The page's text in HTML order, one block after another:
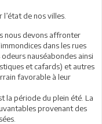
de nos villes.
nous devons affronter
dans les rues
nauséabondes ainsi
et cafards) et autres
favorable à leur
la période du plein été. La
provenant des